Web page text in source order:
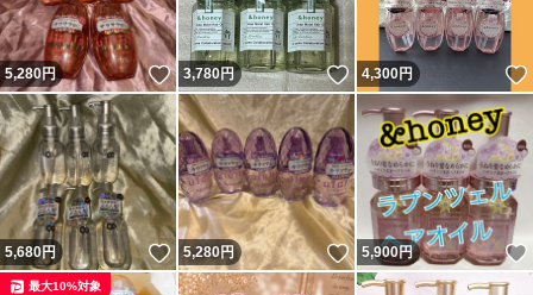
5,280円 いいね！
3,780円 いいね！
4,300円
5,680円 いいね！
5,280円 いいね！
5,900円
最大10%対象